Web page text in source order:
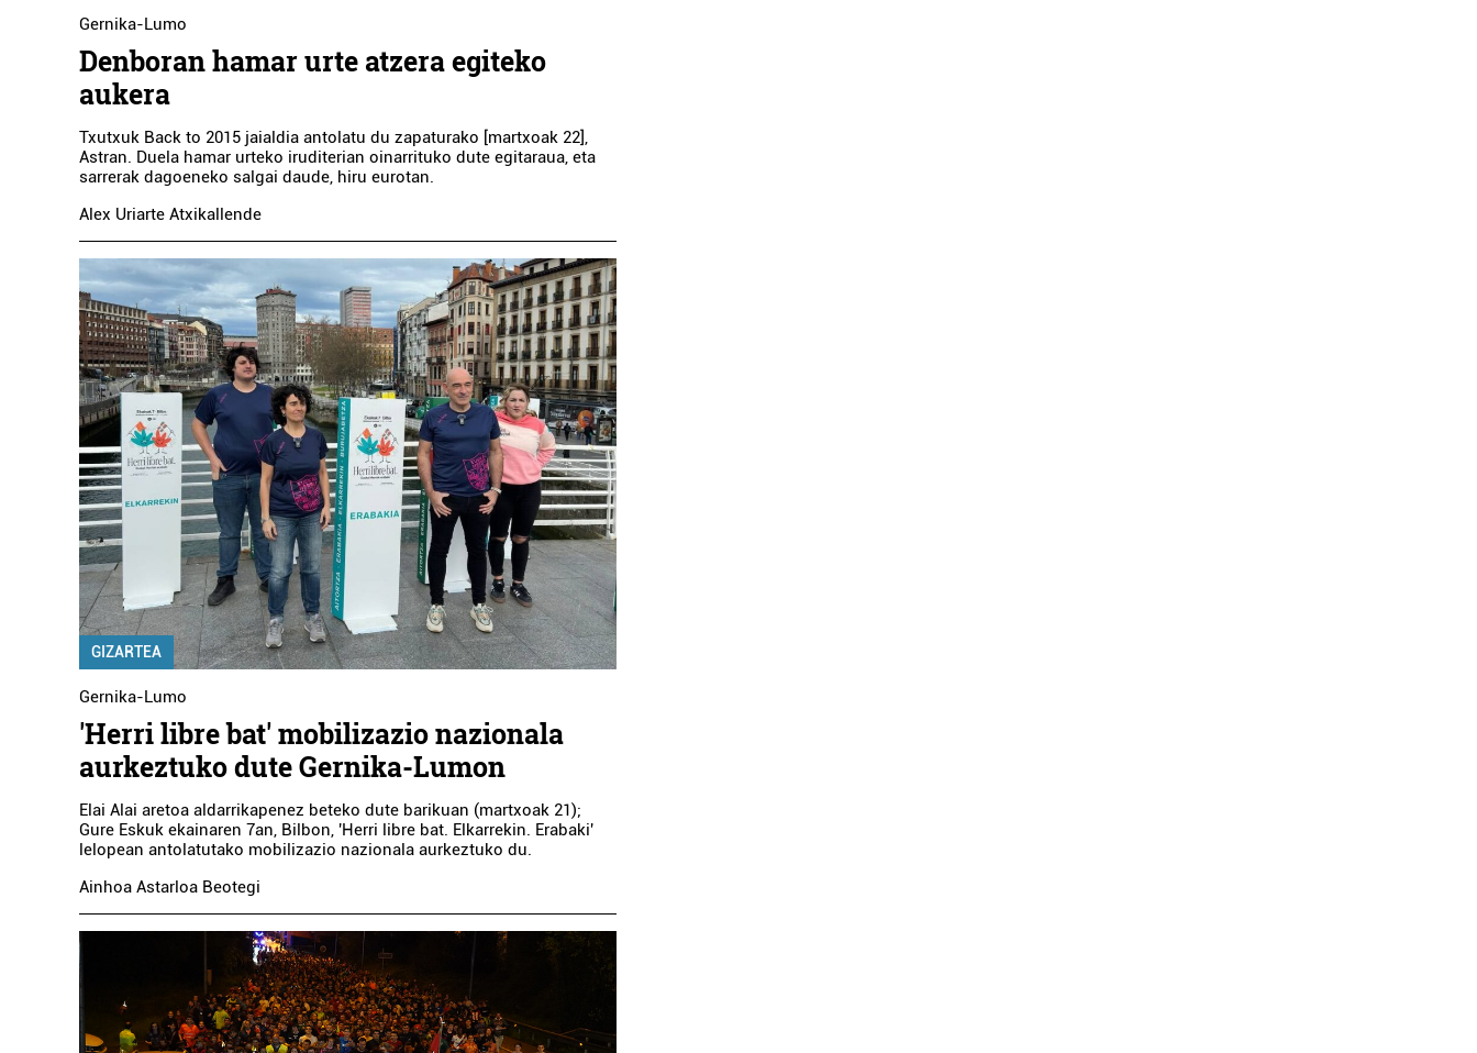
Gernika-Lumo
Denboran hamar urte atzera egiteko
aukera
Txutxuk Back to 2015 jaialdia antolatu du zapaturako [martxoak 22],
Astran. Duela hamar urteko iruditerian oinarrituko dute egitaraua, eta
sarrerak dagoeneko salgai daude, hiru eurotan.
Alex Uriarte Atxikallende
GIZARTEA
Gernika-Lumo
'Herri libre bat' mobilizazio nazionala
aurkeztuko dute Gernika-Lumon
Elai Alai aretoa aldarrikapenez beteko dute barikuan (martxoak 21);
Gure Eskuk ekainaren 7an, Bilbon, 'Herri libre bat. Elkarrekin. Erabaki'
lelopean antolatutako mobilizazio nazionala aurkeztuko du.
Ainhoa Astarloa Beotegi